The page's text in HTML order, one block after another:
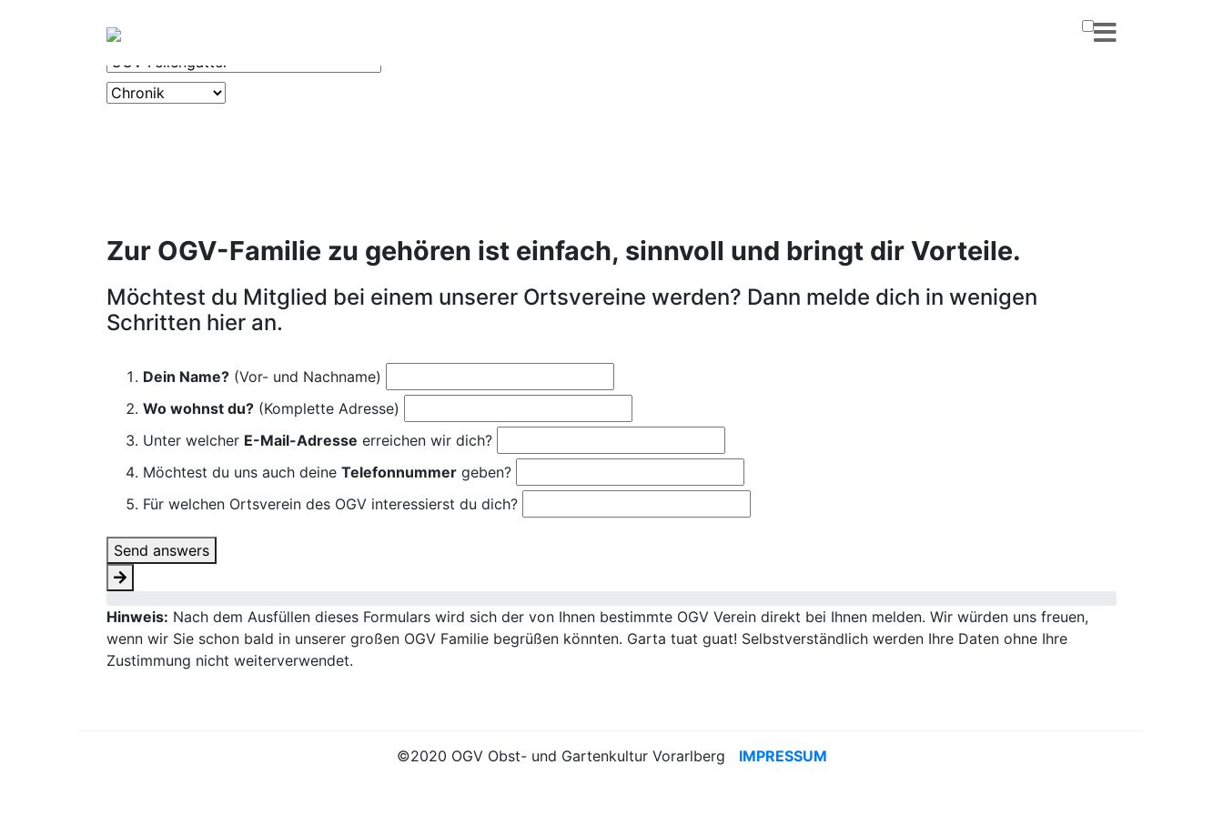
OGV
Zur OGV-Familie zu gehören ist einfach, sinnvoll und bringt dir Vorteile.
Möchtest du Mitglied bei einem unserer Ortsvereine werden? Dann melde dich in wenigen
Schritten hier an.
Dein Name? (Vor- und Nachname)
Wo wohnst du? (Komplette Adresse)
Unter welcher E-Mail-Adresse erreichen wir dich?
Möchtest du uns auch deine Telefonnummer geben?
Für welchen Ortsverein des OGV interessierst du dich?
Send answers
Hinweis: Nach dem Ausfüllen dieses Formulars wird sich der von Ihnen bestimmte OGV Verein direkt bei Ihnen melden. Wir würden uns freuen,
wenn wir Sie schon bald in unserer großen OGV Familie begrüßen könnten. Garta tuat guat! Selbstverständlich werden Ihre Daten ohne Ihre
Zustimmung nicht weiterverwendet.
©2020 OGV Obst- und Gartenkultur Vorarlberg IMPRESSUM